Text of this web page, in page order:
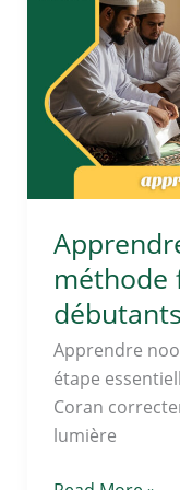
méthode
débutants
Apprendre
étape
Coran
lumière
méthode
facile
pour
débutants